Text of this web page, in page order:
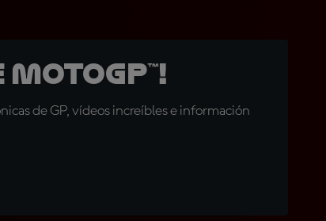
de GP, vídeos increíbles e información